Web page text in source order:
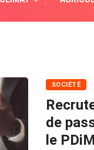
SOCIÉTÉ
de
le